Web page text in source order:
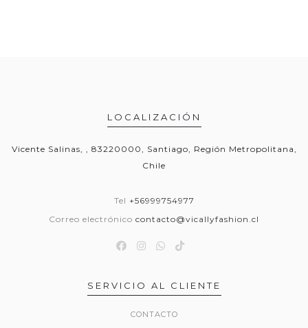
LOCALIZACIÓN
Vicente Salinas, , 83220000, Santiago, Región Metropolitana,
Chile
Tel +56999754977
Correo electrónico contacto@vicallyfashion.cl
SERVICIO AL CLIENTE
CONTACTO